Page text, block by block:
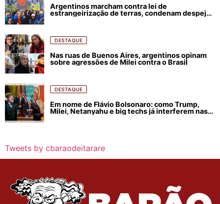
Argentinos marcham contra lei de
estrangeirização de terras, condenam despejos
DESTAQUE
Nas ruas de Buenos Aires, argentinos opinam
sobre agressões de Milei contra o Brasil
DESTAQUE
Em nome de Flávio Bolsonaro: como Trump,
Milei, Netanyahu e big techs já interferem nas
Tweets by cbaraodeitarare